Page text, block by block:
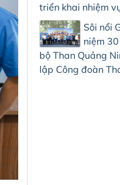
triển khai nhiệm
Sôi nổi
niệm
bộ Than Quảng
lập Công đoàn